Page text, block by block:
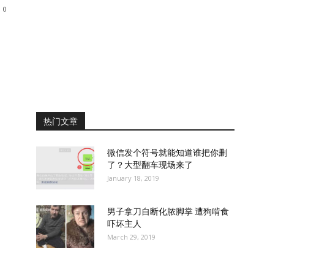
0
热门文章
微信发个符号就能知道谁把你删
了？大型翻车现场来了
January 18, 2019
男子拿刀自断化脓脚掌 遭狗啃食
吓坏主人
March 29, 2019